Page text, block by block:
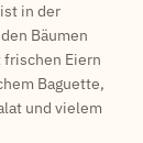
in der
Bäumen
Eiern
Baguette,
und vielem